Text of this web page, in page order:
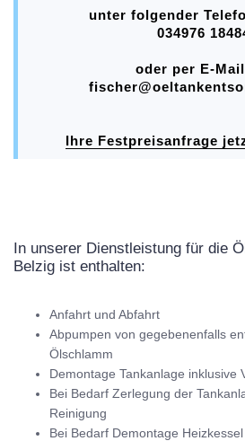
unter folgender
034976
oder per E-
Ihre Festpreisanfrage
In unserer Dienstleistung für die
Belzig ist enthalten:
Anfahrt und Abfahrt
Abpumpen von gegebenenfalls
Ölschlamm
Demontage Tankanlage inklusive
Bei Bedarf Zerlegung der
Reinigung
Bei Bedarf Demontage